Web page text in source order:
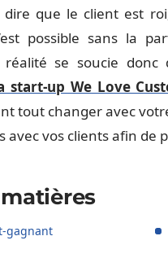
que le client est
possible sans la
réalité se soucie
start-up We Love
tout changer avec
avec vos clients afin
gagnant